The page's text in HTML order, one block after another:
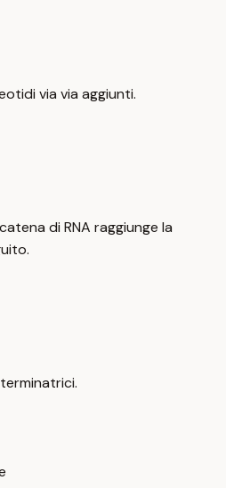
via via aggiunti.
di RNA raggiunge la